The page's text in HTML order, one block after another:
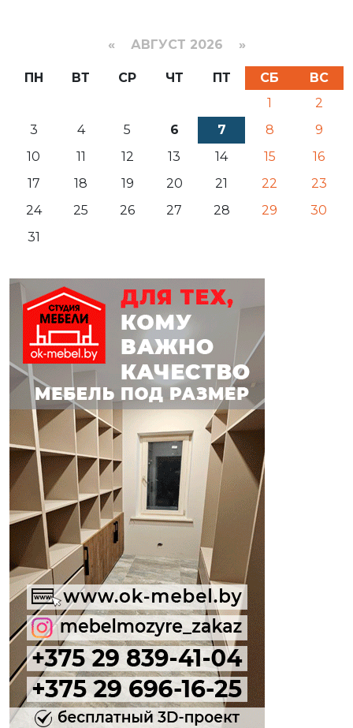
« АВГУСТ 2026 »
ПН ВТ СР ЧТ ПТ СБ
ВС
1
2
3
4 5 6 7 8
9
10
11 12 13 14 15
16
17
18 19 20 21 22
23
24
25 26 27 28 29
30
31